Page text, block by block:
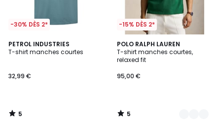
-30% DÈS 2*
PETROL INDUSTRIES
T-shirt manches courtes
32,99 €
5
/
5
/
-15% DÈS 2*
POLO RALPH LAUREN
T-shirt manches courtes,
relaxed fit
95,00 €
5
/
5
3
Couleurs
5
/